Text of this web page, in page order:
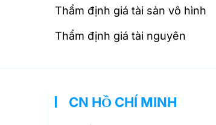
Thẩm định giá tài sản vô hình
Thẩm định giá tài nguyên
CN HỒ CHÍ MINH